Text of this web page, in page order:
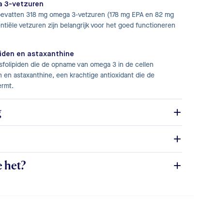
3-vetzuren
318 mg omega 3-vetzuren (178 mg EPA en 82 mg
vetzuren zijn belangrijk voor het goed functioneren
en astaxanthine
die de opname van omega 3 in de cellen
en astaxanthine, een krachtige antioxidant die de
het?